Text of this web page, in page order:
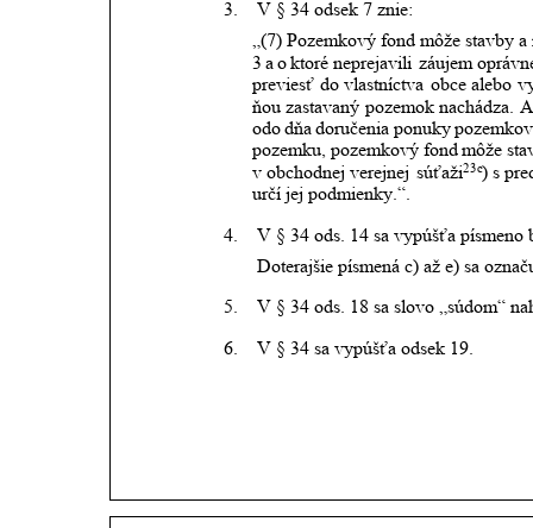
3.
V § 34 odsek 7 znie:
„(7) Pozemkový fond môže stavby a
3 a oktoré neprejavili záujem
previesť do vlastníctva obce alebo
ňou zastavaný pozemok nachádza.
odo dňa doručenia ponuky
pozemku, pozemkový fond môže
v obchodnej verejnej súťaži23c) s
určí jej podmienky.“.
4.
V § 34 ods. 14 sa vypúšťa písmeno
Doterajšie písmená c) až e) sa
5. V § 34 ods. 18 sa slovo „súdom“
6. V § 34 sa vypúšťa odsek 19.